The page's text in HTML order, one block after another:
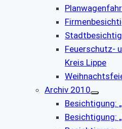
Feuerschutz-
Kreis Lippe
Archiv 2010
Besichtigung:
Besichtigung: